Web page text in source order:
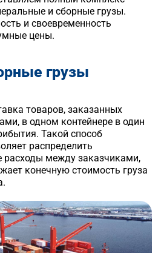
и сборные грузы.
и своевременность
цены.
грузы
товаров, заказанных
в одном контейнере в один
Такой способ
распределить
расходы между заказчиками,
конечную стоимость груза